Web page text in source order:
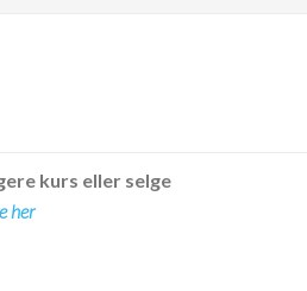
kurs eller selge
her